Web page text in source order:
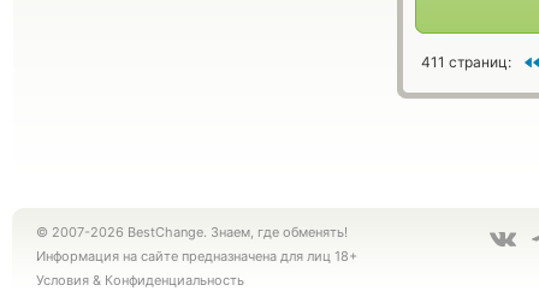
411 страниц:
© 2007-2026 BestChange. Знаем, где обменять!
Информация на сайте предназначена для лиц 18+
Условия & Конфиденциальность